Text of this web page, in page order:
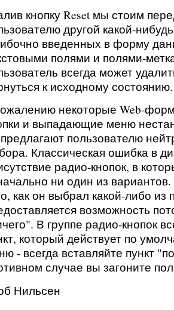
кнопку Reset мы стоим
другой какой-
введенных в форму
полями и полями-
всегда может
к исходному состоянию.
некоторые Web-
и выпадающие меню
пользователю
Классическая ошибка в
радио-кнопок, в
ни один из
как он выбрал какой-либо из
возможность
В группе радио-кнопок
который действует по
- всегда вставляйте пункт
случае вы загоните
Нильсен